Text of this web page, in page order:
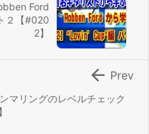
Ford
２【#020
2】
マリングのレベルチェック
 Prev